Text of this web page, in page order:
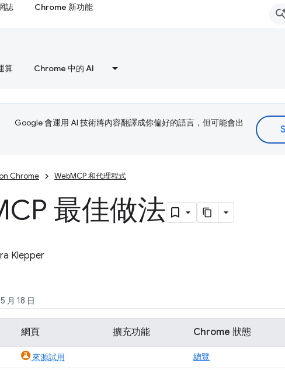
誌 Chrome 新功能
算 Chrome 中的 AI
Google 會運用 AI 技術將內容翻譯成你偏好的語言，但可能會出
Chrome WebMCP 和代理程式
最佳做法
Klepper
月 18 日
網頁 擴充功能 Chrome 狀態
來源試用 總覽